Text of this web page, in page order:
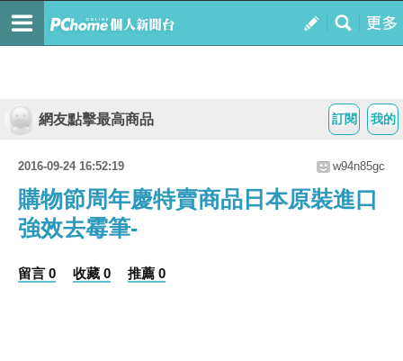
我的
訂閱
網友點擊最高商品
2016-09-24 16:52:19 w94n85gc
購物節周年慶特賣商品日本原裝進口
強效去霉筆-
留言 0 收藏 0 推薦 0